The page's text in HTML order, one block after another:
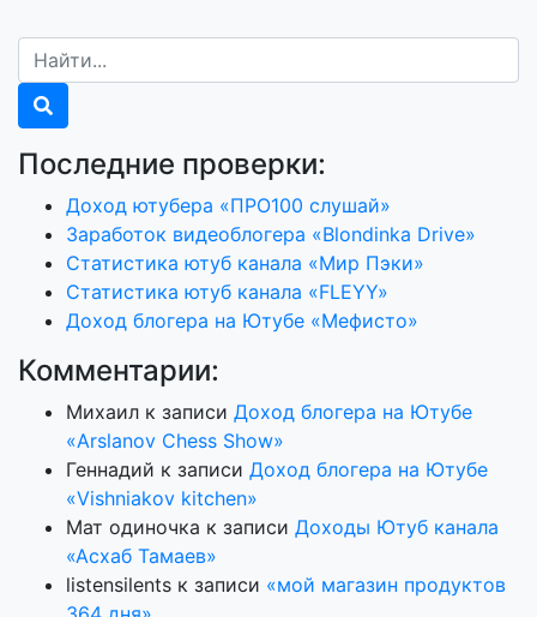
Последние проверки:
Доход ютубера «ПРО100 слушай»
Заработок видеоблогера «Blondinka Drive»
Статистика ютуб канала «Мир Пэки»
Статистика ютуб канала «FLEYY»
Доход блогера на Ютубе «Мефисто»
Комментарии:
Михаил к записи Доход блогера на Ютубе
«Arslanov Chess Show»
Геннадий к записи Доход блогера на Ютубе
«Vishniakov kitchen»
Мат одиночка к записи Доходы Ютуб канала
«Асхаб Тамаев»
listensilents к записи «мой магазин продуктов